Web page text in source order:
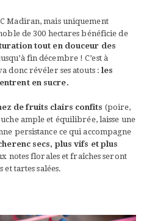
Madiran, mais uniquement
de 300 hectares bénéficie de
tout en douceur des
fin décembre ! C’est à
donc révéler ses atouts :les
en sucre.
de fruits clairs confits (poire,
ample et équilibrée, laisse une
persistance ce qui accompagne
secs, plus vifs et plus
notes florales et fraîches seront
tartes salées.